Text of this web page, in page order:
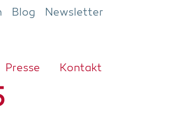
Blog Newsletter
Pres­se Kon­takt